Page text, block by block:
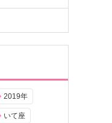
2019年
いて座